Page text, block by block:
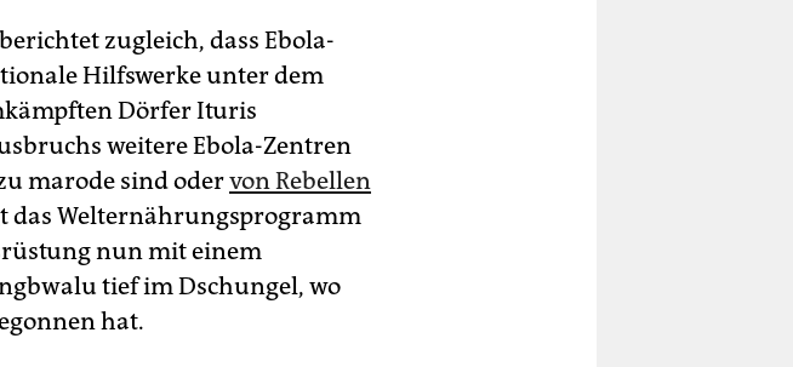
zugleich, dass Ebola-
Hilfswerke unter dem
Dörfer Ituris
weitere Ebola-Zentren
marode sind odervon Rebellen
das Welternährungsprogramm
nun mit einem
tief im Dschungel, wo
hat.